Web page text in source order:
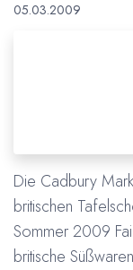
05.03.2009
Die Cadbury
britischen
Sommer 2009
britische